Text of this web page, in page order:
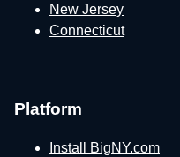
New Jersey
Connecticut
Platform
Install BigNY.com